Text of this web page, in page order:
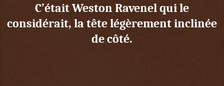
C’était Weston Ravenel qui le
considérait, la tête légèrement inclinée
de côté.